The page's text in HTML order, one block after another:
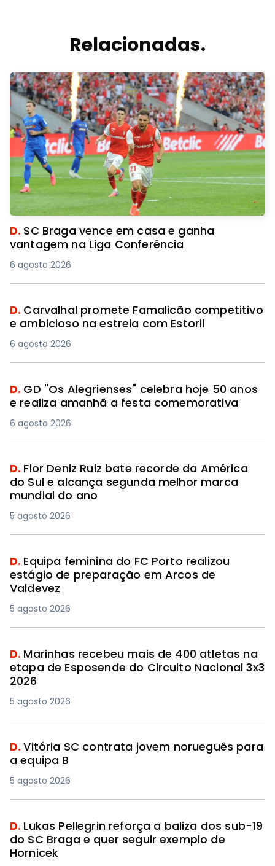
Relacionadas.
D. SC Braga vence em casa e ganha
vantagem na Liga Conferência
6 agosto 2026
D. Carvalhal promete Famalicão competitivo
e ambicioso na estreia com Estoril
6 agosto 2026
D. GD "Os Alegrienses" celebra hoje 50 anos
e realiza amanhã a festa comemorativa
6 agosto 2026
D. Flor Deniz Ruiz bate recorde da América
do Sul e alcança segunda melhor marca
mundial do ano
5 agosto 2026
D. Equipa feminina do FC Porto realizou
estágio de preparação em Arcos de
Valdevez
5 agosto 2026
D. Marinhas recebeu mais de 400 atletas na
etapa de Esposende do Circuito Nacional 3x3
2026
5 agosto 2026
D.Vitória SC contrata jovem norueguês para
a equipa B
5 agosto 2026
D. Lukas Pellegrin reforça a baliza dos sub-19
do SC Braga e quer seguir exemplo de
Hornicek